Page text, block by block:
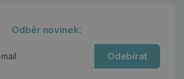
Odběr novinek:
Odebírat